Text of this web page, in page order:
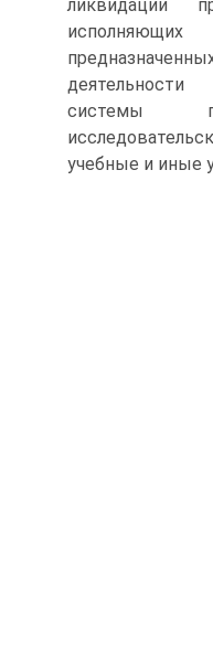
ликвидации
деятельности
системы
учебные и иные